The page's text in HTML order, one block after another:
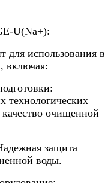
U(Na+):
для использования в
включая:
технологических
очищенной
защита
воды.